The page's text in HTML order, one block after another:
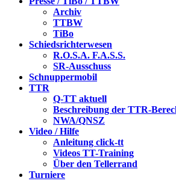
Archiv
TTBW
TiBo
Schiedsrichterwesen
R.O.S.A. F.A.S.S.
SR-Ausschuss
Schnuppermobil
TTR
Q-TT aktuell
Beschreibung der TTR-
NWA/QNSZ
Video / Hilfe
Anleitung click-tt
Videos TT-Training
Über den Tellerrand
Turniere